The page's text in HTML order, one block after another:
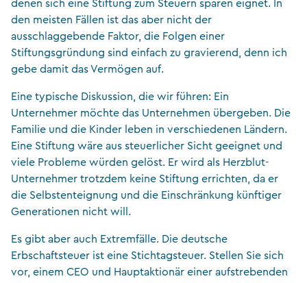
denen sich eine Stiftung zum Steuern sparen eignet. In
den meisten Fällen ist das aber nicht der
ausschlaggebende Faktor, die Folgen einer
Stiftungsgründung sind einfach zu gravierend, denn ich
gebe damit das Vermögen auf.
Eine typische Diskussion, die wir führen: Ein
Unternehmer möchte das Unternehmen übergeben. Die
Familie und die Kinder leben in verschiedenen Ländern.
Eine Stiftung wäre aus steuerlicher Sicht geeignet und
viele Probleme würden gelöst. Er wird als Herzblut-
Unternehmer trotzdem keine Stiftung errichten, da er
die Selbstenteignung und die Einschränkung künftiger
Generationen nicht will.
Es gibt aber auch Extremfälle. Die deutsche
Erbschaftsteuer ist eine Stichtagsteuer. Stellen Sie sich
vor, einem CEO und Hauptaktionär einer aufstrebenden